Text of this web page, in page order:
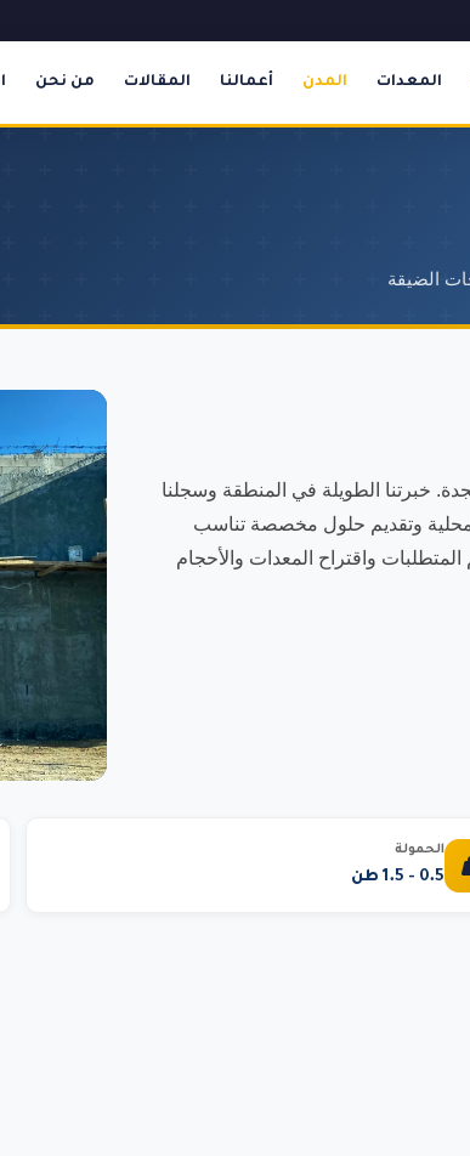
المعدات المدن أعمالنا المقالات من نحن
الضيقة
خبرتنا الطويلة في المنطقة وسجلنا
المحلية وتقديم حلول مخصصة تناسب
واقتراح المعدات والأحجام
الحمولة
0.5 - 1.5 طن